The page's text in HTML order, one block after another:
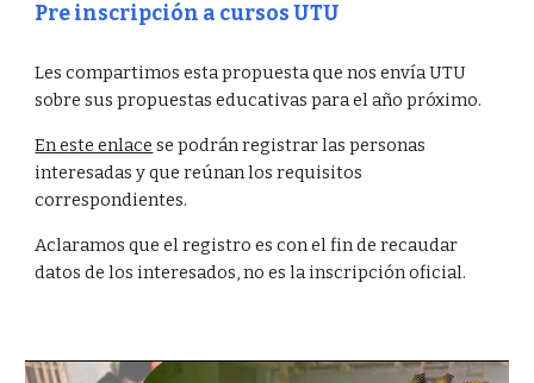
Pre inscripción a cursos UTU
Les compartimos esta propuesta que nos envía UTU
sobre sus propuestas educativas para el año próximo.
En este enlace se podrán registrar las personas
interesadas y que reúnan los requisitos
correspondientes.
Aclaramos que el registro es con el fin de recaudar
datos de los interesados, no es la inscripción oficial.